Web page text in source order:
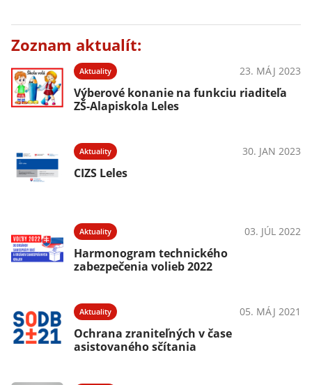
Zoznam aktualít:
Aktuality 23. MÁJ 2023
Výberové konanie na funkciu riaditeľa
ZŠ-Alapiskola Leles
Aktuality 30. JAN 2023
CIZS Leles
Aktuality 03. JÚL 2022
Harmonogram technického
zabezpečenia volieb 2022
Aktuality 05. MÁJ 2021
Ochrana zraniteľných v čase
asistovaného sčítania